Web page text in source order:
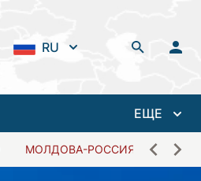
RU
ЕЩЕ
МОЛДОВА-РОССИЯ